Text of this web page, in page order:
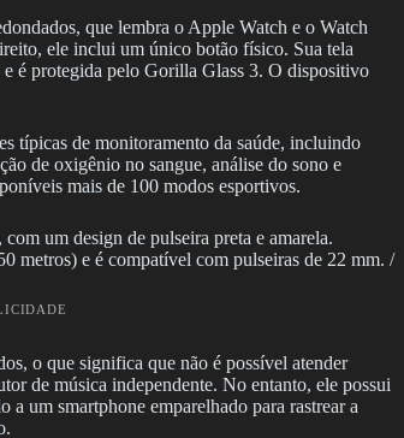
que lembra o Apple Watch e o Watch
ele inclui um único botão físico. Sua tela
é protegida pelo Gorilla Glass 3. O dispositivo
típicas de monitoramento da saúde, incluindo
de oxigênio no sangue, análise do sono e
mais de 100 modos esportivos.
metros) e é compatível com pulseiras de 22 mm. /
o que significa que não é possível atender
de música independente. No entanto, ele possui
a um smartphone emparelhado para rastrear a